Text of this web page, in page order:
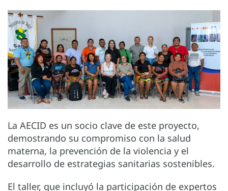
La AECID es un socio clave de este proyecto,
demostrando su compromiso con la salud
materna, la prevención de la violencia y el
desarrollo de estrategias sanitarias sostenibles.
El taller, que incluyó la participación de expertos